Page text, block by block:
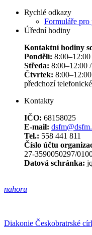
Rychlé odkazy
Formuláře pro
Úřední hodiny
Kontaktní hodiny
Pondělí:
Středa: 8:00–12:00
Čtvrtek:
předchozí
Kontakty
IČO: 68158025
E-mail:
Tel.: 558 441 811
Číslo účtu
27-3590050297/
Datová schránka:
nahoru
Diakonie Českobratrské